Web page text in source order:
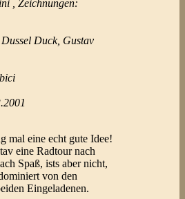
, Zeichnungen:
Duck, Gustav
mal eine echt gute Idee!
eine Radtour nach
Spaß, ists aber nicht,
von den
Eingeladenen.